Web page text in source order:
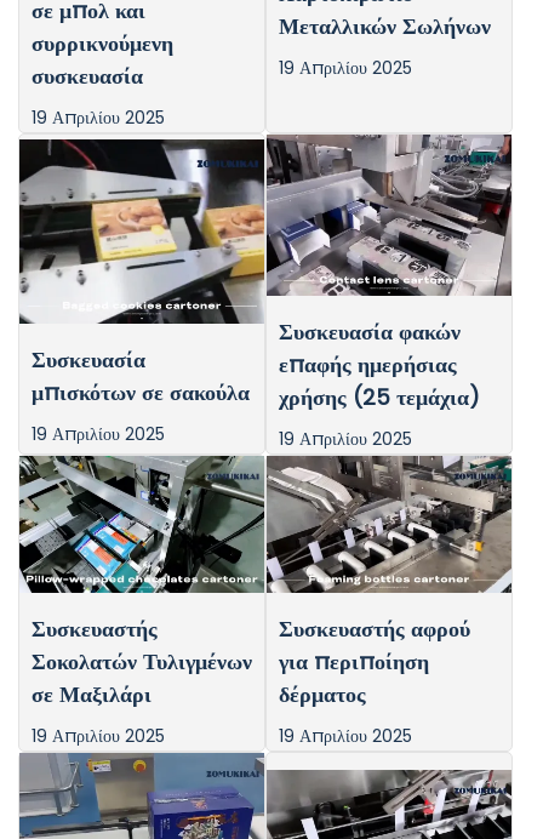
σε μπολ και
συρρικνούμενη
συσκευασία
19 Απριλίου 2025
Μεταλλικών Σωλήνων
19 Απριλίου 2025
Συσκευασία
μπισκότων σε σακούλα
19 Απριλίου 2025
Συσκευασία φακών
επαφής ημερήσιας
χρήσης (25 τεμάχια)
19 Απριλίου 2025
Συσκευαστής
Σοκολατών Τυλιγμένων
σε Μαξιλάρι
19 Απριλίου 2025
Συσκευαστής αφρού
για περιποίηση
δέρματος
19 Απριλίου 2025